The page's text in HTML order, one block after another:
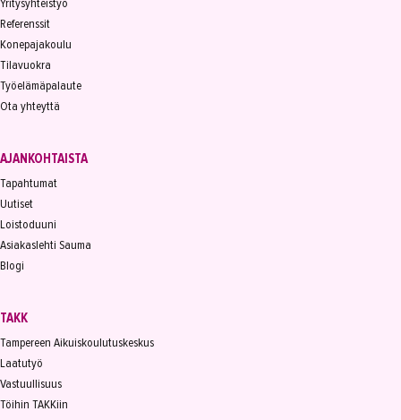
Yritysyhteistyö
Referenssit
Konepajakoulu
Tilavuokra
Työelämäpalaute
Ota yhteyttä
AJANKOHTAISTA
Tapahtumat
Uutiset
Loistoduuni
Asiakaslehti Sauma
Blogi
TAKK
Tampereen Aikuiskoulutuskeskus
Laatutyö
Vastuullisuus
Töihin TAKKiin